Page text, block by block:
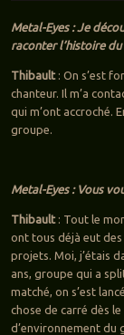
Metal-Eyes : Je
raconter l’histoire
Thibault: On s’est
chanteur. Il m’a
qui m’ont accroché.
groupe.
Metal-Eyes : Vous
Thibault: Tout le
ont tous déjà eut
projets. Moi, j’étais
ans, groupe qui a
matché, on s’est
chose de carré dès
d’environnement du